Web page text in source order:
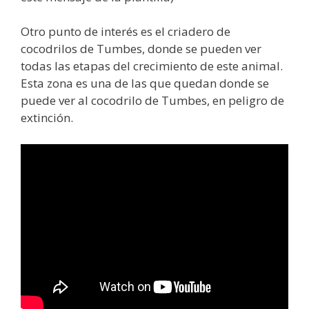
Otro punto de interés es el criadero de
cocodrilos de Tumbes, donde se pueden ver
todas las etapas del crecimiento de este animal.
Esta zona es una de las que quedan donde se
puede ver al cocodrilo de Tumbes, en peligro de
extinción.